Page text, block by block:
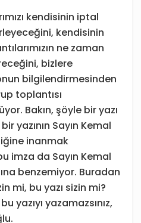
kendisinin iptal
kendisinin
ne zaman
bizlere
bilgilendirmesinden
toplantısı
Bakın, şöyle bir yazı
yazının Sayın Kemal
inanmak
imza da Sayın Kemal
benzemiyor. Buradan
mi, bu yazı sizin mi?
yazıyı yazamazsınız,